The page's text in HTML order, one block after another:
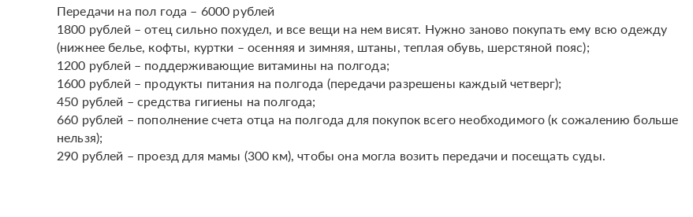
Передачи на пол года – 6000 рублей
1800 рублей – отец сильно похудел, и все вещи на нем висят. Нужно заново покупать ему всю одежду
(нижнее белье, кофты, куртки – осенняя и зимняя, штаны, теплая обувь, шерстяной пояс);
1200 рублей – поддерживающие витамины на полгода;
1600 рублей – продукты питания на полгода (передачи разрешены каждый четверг);
450 рублей – средства гигиены на полгода;
660 рублей – пополнение счета отца на полгода для покупок всего необходимого (к сожалению больше
нельзя);
290 рублей – проезд для мамы (300 км), чтобы она могла возить передачи и посещать суды.